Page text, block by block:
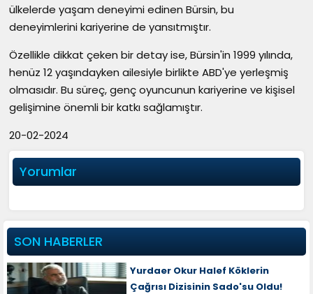
ülkelerde yaşam deneyimi edinen Bürsin, bu
deneyimlerini kariyerine de yansıtmıştır.
Özellikle dikkat çeken bir detay ise, Bürsin'in 1999 yılında,
henüz 12 yaşındayken ailesiyle birlikte ABD'ye yerleşmiş
olmasıdır. Bu süreç, genç oyuncunun kariyerine ve kişisel
gelişimine önemli bir katkı sağlamıştır.
20-02-2024
Yorumlar
SON HABERLER
Yurdaer Okur Halef Köklerin
Çağrısı Dizisinin Sado'su Oldu!